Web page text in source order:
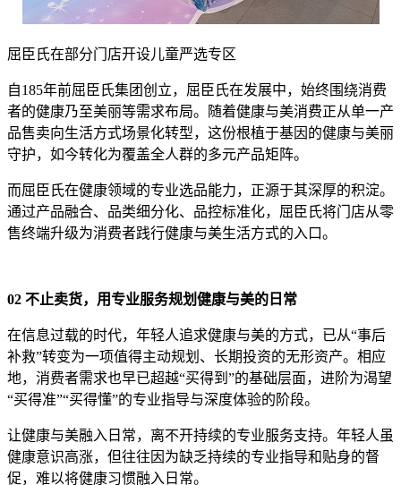
屈臣氏在部分门店开设儿童严选专区
自185年前屈臣氏集团创立，屈臣氏在发展中，始终围绕消费
者的健康乃至美丽等需求布局。随着健康与美消费正从单一产
品售卖向生活方式场景化转型，这份根植于基因的健康与美丽
守护，如今转化为覆盖全人群的多元产品矩阵。
而屈臣氏在健康领域的专业选品能力，正源于其深厚的积淀。
通过产品融合、品类细分化、品控标准化，屈臣氏将门店从零
售终端升级为消费者践行健康与美生活方式的入口。
02 不止卖货，用专业服务规划健康与美的日常
在信息过载的时代，年轻人追求健康与美的方式，已从“事后
补救”转变为一项值得主动规划、长期投资的无形资产。相应
地，消费者需求也早已超越“买得到”的基础层面，进阶为渴望
“买得准”“买得懂”的专业指导与深度体验的阶段。
让健康与美融入日常，离不开持续的专业服务支持。年轻人虽
健康意识高涨，但往往因为缺乏持续的专业指导和贴身的督
促，难以将健康习惯融入日常。